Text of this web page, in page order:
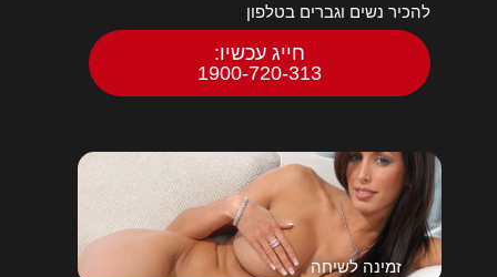
להכיר נשים וגברים בטלפון
חייג עכשיו:
1900-720-313
זמינה לשיחה